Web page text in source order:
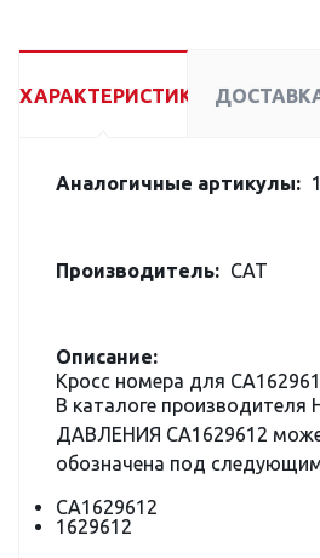
ХАРАКТЕРИСТИКИ
Аналогичные артикулы:
Производитель: CAT
Описание:
Кросс номера для
В каталоге
ДАВЛЕНИЯ CA1629612
обозначена под
CA1629612
1629612